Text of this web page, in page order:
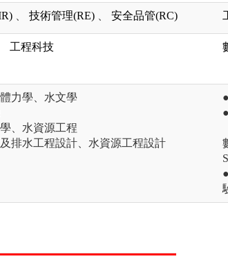
技術管理(RE) 安全品管(RC)
工程科技
力學、水文學
、水資源工程
排水工程設計、水資源工程設計
僅